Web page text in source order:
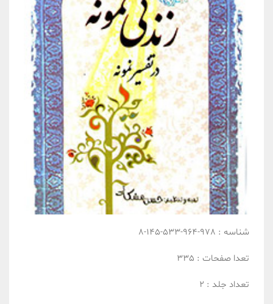
شناسه : 978-964-533-145-8
تعدا صفحات : 335
تعداد جلد : 2